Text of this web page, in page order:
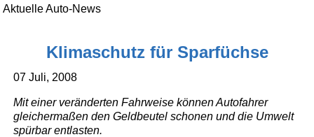
Aktuelle Auto-News
Klimaschutz für Sparfüchse
07 Juli, 2008
Mit einer veränderten Fahrweise können Autofahrer
gleichermaßen den Geldbeutel schonen und die Umwelt
spürbar entlasten.